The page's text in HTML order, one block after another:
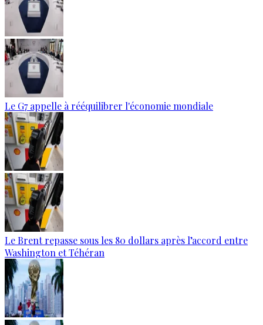
Le G7 appelle à rééquilibrer l'économie mondiale
Le Brent repasse sous les 80 dollars après l’accord entre
Washington et Téhéran